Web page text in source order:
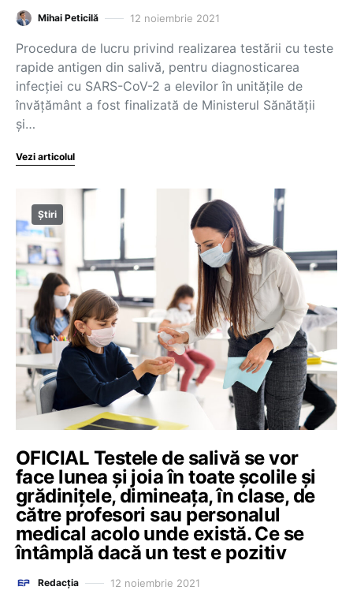
Mihai Peticilă 12 noiembrie 2021
Procedura de lucru privind realizarea testării cu teste
rapide antigen din salivă, pentru diagnosticarea
infecției cu SARS-CoV-2 a elevilor în unitățile de
învățământ a fost finalizată de Ministerul Sănătății
și…
Vezi articolul
Știri
OFICIAL Testele de salivă se vor
face lunea și joia în toate școlile și
grădinițele, dimineața, în clase, de
către profesori sau personalul
medical acolo unde există. Ce se
întâmplă dacă un test e pozitiv
Redacția 12 noiembrie 2021